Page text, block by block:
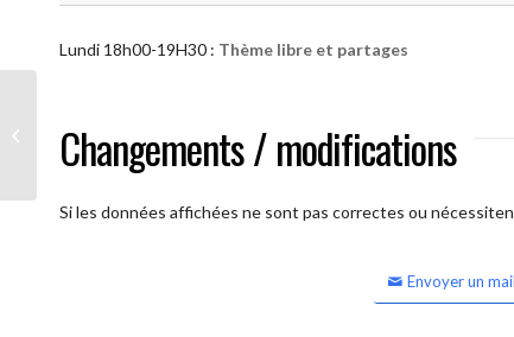
Lundi 18h00-19H30 : Thème libre et partages
Changements / modifications
Si les données affichées ne sont pas correctes ou
Envoyer un
partages )